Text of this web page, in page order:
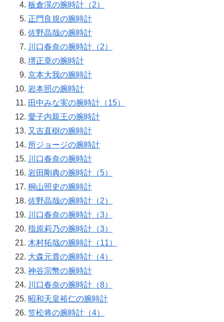
板倉滉の腕時計（2）
正門良規の腕時計
佐野晶哉の腕時計
川口春奈の腕時計（2）
堺正章の腕時計
京本大我の腕時計
岩本照の腕時計
田中みな実の腕時計（15）
愛子内親王の腕時計
又吉直樹の腕時計
所ジョージの腕時計
川口春奈の腕時計
岩田剛典の腕時計（5）
桐山照史の腕時計
佐野晶哉の腕時計（2）
川口春奈の腕時計（3）
指原莉乃の腕時計（3）
木村拓哉の腕時計（11）
大森元貴の腕時計（4）
神谷宗幣の腕時計
川口春奈の腕時計（8）
昭和天皇裕仁の腕時計
笠松将の腕時計（4）